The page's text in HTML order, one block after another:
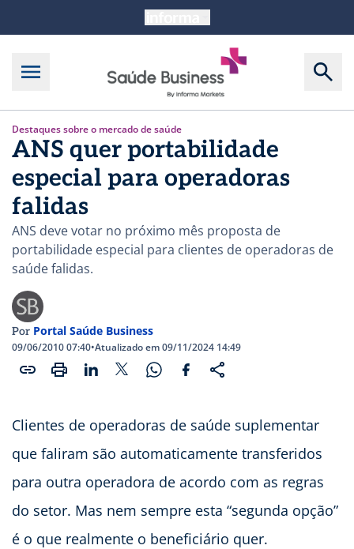
Destaques sobre o mercado de saúde
ANS quer portabilidade
especial para operadoras
falidas
ANS deve votar no próximo mês proposta de
portabilidade especial para clientes de operadoras de
saúde falidas.
Por Portal Saúde Business
09/06/2010 07:40•Atualizado em 09/11/2024 14:49
Clientes de operadoras de saúde suplementar
que faliram são automaticamente transferidos
para outra operadora de acordo com as regras
do setor. Mas nem sempre esta “segunda opção”
é o que realmente o beneficiário quer.